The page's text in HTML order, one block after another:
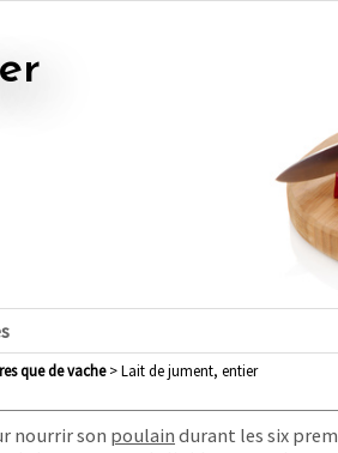
que de vache> Lait de jument, entier
nourrir son poulain durant les six